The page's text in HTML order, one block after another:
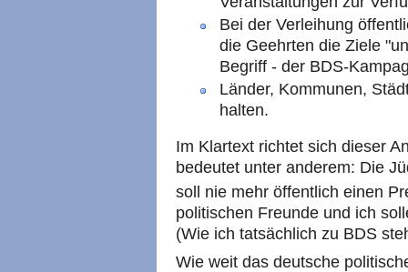
Bei der Verleihung
die Geehrten die Ziele
Begriff - der BDS-
Länder, Kommunen,
halten.
Im Klartext richtet sich dieser
bedeutet unter anderem: Die
soll nie mehr öffentlich einen
politischen Freunde und ich
(Wie ich tatsächlich zu BDS
Wie weit das deutsche